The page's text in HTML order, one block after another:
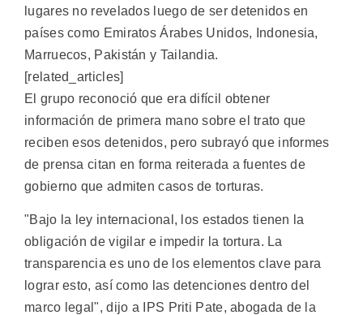
lugares no revelados luego de ser detenidos en
países como Emiratos Árabes Unidos, Indonesia,
Marruecos, Pakistán y Tailandia.
[related_articles]
El grupo reconoció que era difícil obtener
información de primera mano sobre el trato que
reciben esos detenidos, pero subrayó que informes
de prensa citan en forma reiterada a fuentes de
gobierno que admiten casos de torturas.
"Bajo la ley internacional, los estados tienen la
obligación de vigilar e impedir la tortura. La
transparencia es uno de los elementos clave para
lograr esto, así como las detenciones dentro del
marco legal", dijo a IPS Priti Pate, abogada de la